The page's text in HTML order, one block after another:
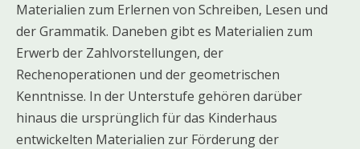
Materialien zum Erlernen von Schreiben, Lesen und
der Grammatik. Daneben gibt es Materialien zum
Erwerb der Zahlvorstellungen, der
Rechenoperationen und der geometrischen
Kenntnisse. In der Unterstufe gehören darüber
hinaus die ursprünglich für das Kinderhaus
entwickelten Materialien zur Förderung der